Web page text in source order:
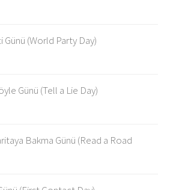
Günü (World Party Day)
Günü (Tell a Lie Day)
Bakma Günü (Read a Road